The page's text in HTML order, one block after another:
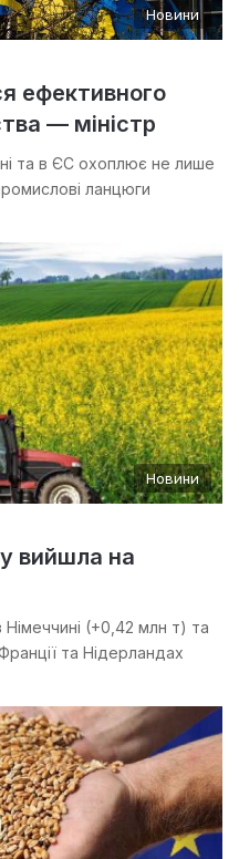
Новини
ефективного
— міністр
та в ЄС охоплює не лише
ланцюги
Новини
вийшла на
Німеччині (+0,42 млн т) та
та Нідерландах